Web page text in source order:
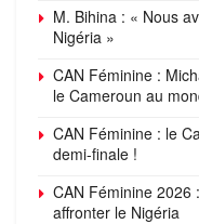
M. Bihina : « Nous
Nigéria »
CAN Féminine :
le Cameroun au
CAN Féminine : le
demi-finale !
CAN Féminine 2026
affronter le Nigéria